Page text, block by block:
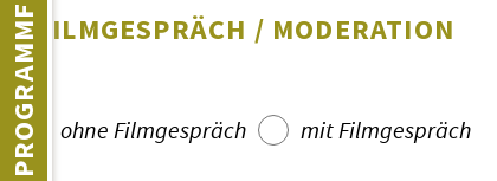
PROGRAMMFILM FILMGESPRÄCH / MODERATION
ohne Filmgespräch mit Filmgespräch